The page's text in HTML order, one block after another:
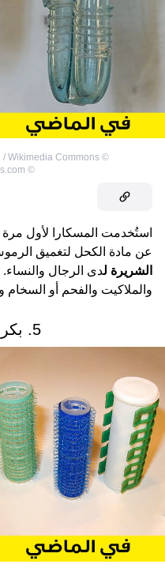
©
Wikimedia Commons
©
استُخدمت المسكارا لأول
عن مادة الكحل لتغميق
الشريرة لدى الرجال والنساء.
والملاكيت والفحم أو السخام
5. بكرات الشعر